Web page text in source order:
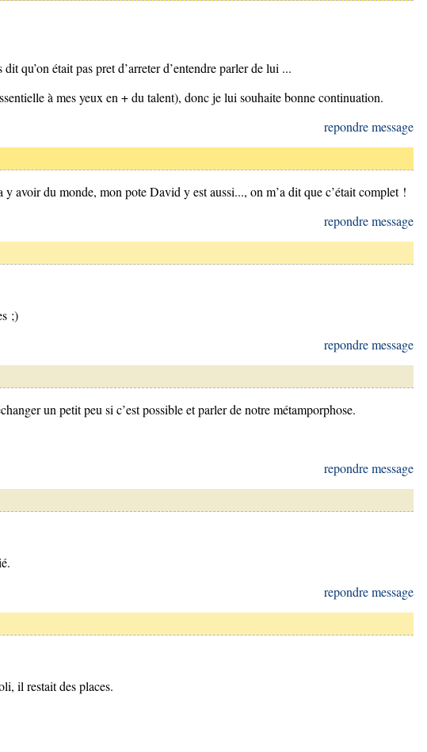
qu’on était pas pret d’arreter d’entendre parler de lui ...
à mes yeux en + du talent), donc je lui souhaite bonne continuation.
repondre message
avoir du monde, mon pote David y est aussi..., on m’a dit que c’était complet !
repondre message
;)
repondre message
un petit peu si c’est possible et parler de notre métamporphose.
repondre message
repondre message
il restait des places.